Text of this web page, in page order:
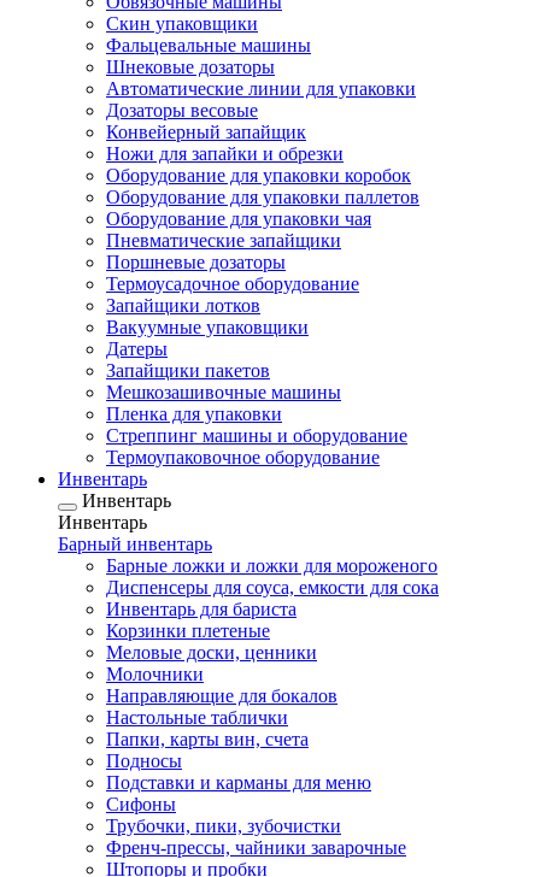
Скин упаковщики
Фальцевальные машины
Шнековые дозаторы
Автоматические линии для упаковки
Дозаторы весовые
Конвейерный запайщик
Ножи для запайки и обрезки
Оборудование для упаковки коробок
Оборудование для упаковки паллетов
Оборудование для упаковки чая
Пневматические запайщики
Поршневые дозаторы
Термоусадочное оборудование
Запайщики лотков
Вакуумные упаковщики
Датеры
Запайщики пакетов
Мешкозашивочные машины
Пленка для упаковки
Стреппинг машины и оборудование
Термоупаковочное оборудование
Инвентарь
Инвентарь
Инвентарь
Барный инвентарь
Барные ложки и ложки для мороженого
Диспенсеры для соуса, емкости для сока
Инвентарь для бариста
Корзинки плетеные
Меловые доски, ценники
Молочники
Направляющие для бокалов
Настольные таблички
Папки, карты вин, счета
Подносы
Подставки и карманы для меню
Сифоны
Трубочки, пики, зубочистки
Френч-прессы, чайники заварочные
Штопоры и пробки